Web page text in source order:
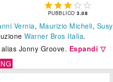
    
PUBBLICO3.08
Vernia, Maurizio Micheli, Susy
Warner Bros Italia.
Jonny Groove. Espandi ▽